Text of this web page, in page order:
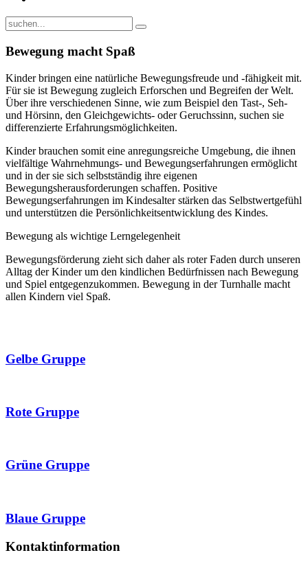
Bewegung macht Spaß
Kinder bringen eine natürliche Bewegungsfreude und -fähigkeit mit.
Für sie ist Bewegung zugleich Erforschen und Begreifen der Welt.
Über ihre verschiedenen Sinne, wie zum Beispiel den Tast-, Seh-
und Hörsinn, den Gleichgewichts- oder Geruchssinn, suchen sie
differenzierte Erfahrungsmöglichkeiten.
Kinder brauchen somit eine anregungsreiche Umgebung, die ihnen
vielfältige Wahrnehmungs- und Bewegungserfahrungen ermöglicht
und in der sie sich selbstständig ihre eigenen
Bewegungsherausforderungen schaffen. Positive
Bewegungserfahrungen im Kindesalter stärken das Selbstwertgefühl
und unterstützen die Persönlichkeitsentwicklung des Kindes.
Bewegung als wichtige Lerngelegenheit
Bewegungsförderung zieht sich daher als roter Faden durch unseren
Alltag der Kinder um den kindlichen Bedürfnissen nach Bewegung
und Spiel entgegenzukommen. Bewegung in der Turnhalle macht
allen Kindern viel Spaß.
Gelbe Gruppe
Rote Gruppe
Grüne Gruppe
Blaue Gruppe
Kontaktinformation